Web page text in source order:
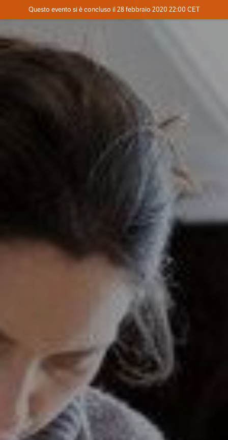
Dove
Questo evento si è concluso il 28 febbraio 2020 22:00 CET